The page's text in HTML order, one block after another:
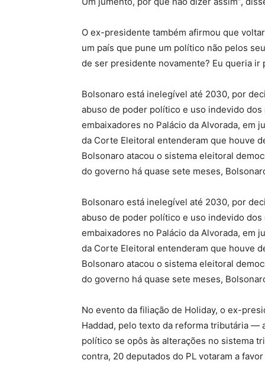
O ex-presidente também afirmou que
um país que pune um político não pelos
de ser presidente novamente? Eu queria ir
Bolsonaro está inelegível até 2030, por
abuso de poder político e uso indevido
embaixadores no Palácio da Alvorada, em
da Corte Eleitoral entenderam que houve
Bolsonaro atacou o sistema eleitoral
do governo há quase sete meses,
Bolsonaro está inelegível até 2030, por
abuso de poder político e uso indevido
embaixadores no Palácio da Alvorada, em
da Corte Eleitoral entenderam que houve
Bolsonaro atacou o sistema eleitoral
do governo há quase sete meses,
No evento da filiação de Holiday, o ex-
Haddad, pelo texto da reforma tributária —
político se opôs às alterações no sistema
contra, 20 deputados do PL votaram a